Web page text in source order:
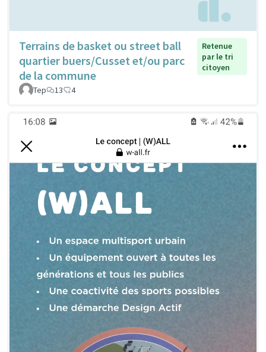
Terrains de basket ou street ball
quartier buers/Cusset et/ou parc
de la commune
Retenue
par le tri
citoyen
Tep 13 4